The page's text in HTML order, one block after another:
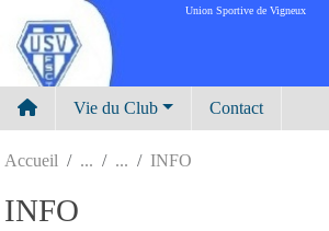
Union Sportive de Vigneux
Vie du Club Contact
Accueil INFO
INFO
Panneau de gestion des cookies